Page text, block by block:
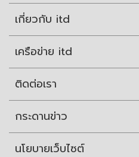
เกี่ยวกับ itd
เครือข่าย itd
ติดต่อเรา
กระดานข่าว
นโยบายเว็บไซต์